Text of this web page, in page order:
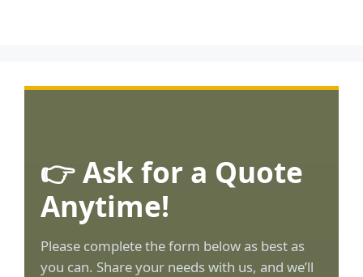
👉 Ask for a Quote
Anytime!
Please complete the form below as best as
you can. Share your needs with us, and we’ll